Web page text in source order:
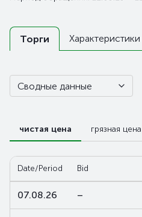
Торги
Сводные данные
чистая цена грязная цена
Date/Period Bid
07.08.26 –